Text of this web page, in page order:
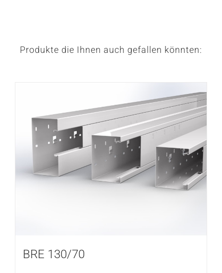
Produkte die Ihnen auch gefallen könnten:
BRE 130/70